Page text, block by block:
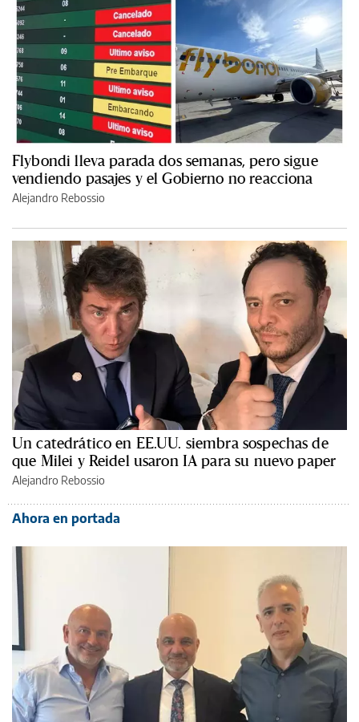
Flybondi lleva parada dos semanas, pero sigue
vendiendo pasajes y el Gobierno no reacciona
Alejandro Rebossio
Un catedrático en EE.UU. siembra sospechas de
que Milei y Reidel usaron IA para su nuevo paper
Alejandro Rebossio
Ahora en portada